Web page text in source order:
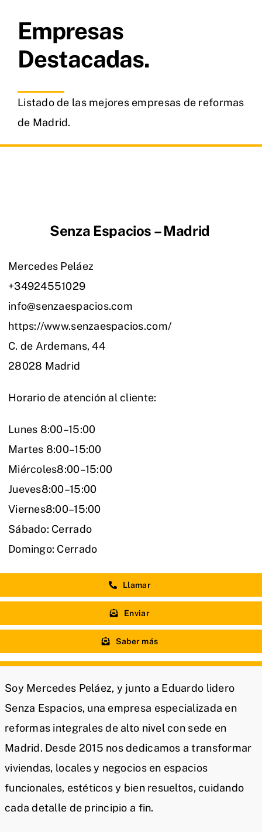
Empresas
Destacadas.
Listado de las mejores empresas de reformas
de Madrid.
Soy Mercedes Peláez, y junto a Eduardo lidero
Senza Espacios, una empresa especializada en
reformas integrales de alto nivel con sede en
Madrid. Desde 2015 nos dedicamos a transformar
viviendas, locales y negocios en espacios
funcionales, estéticos y bien resueltos, cuidando
cada detalle de principio a fin.
Senza Espacios – Madrid
Mercedes Peláez
+34924551029
info@senzaespacios.com
https://www.senzaespacios.com/
C. de Ardemans, 44
28028 Madrid
Horario de atención al cliente:
Lunes 8:00–15:00
Martes 8:00–15:00
Miércoles8:00–15:00
Jueves8:00–15:00
Viernes8:00–15:00
Sábado: Cerrado
Domingo: Cerrado
Llamar
Enviar
Saber más